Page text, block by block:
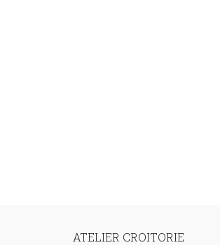
ATELIER CROITORIE